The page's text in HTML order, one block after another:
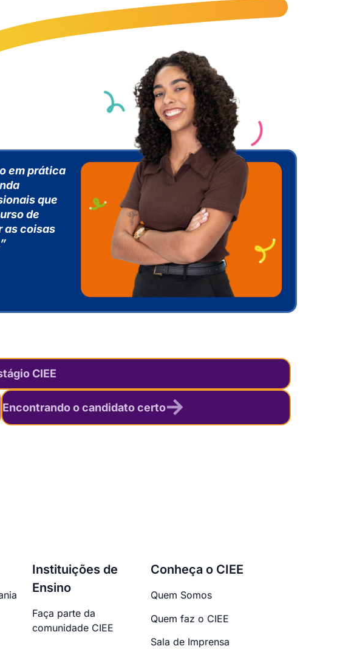
em prática
que
de
as coisas
CIEE
Encontrando o candidato certo
Instituições de
Ensino
Faça parte da
comunidade CIEE
Conheça o CIEE
Quem Somos
Quem faz o CIEE
Sala de Imprensa